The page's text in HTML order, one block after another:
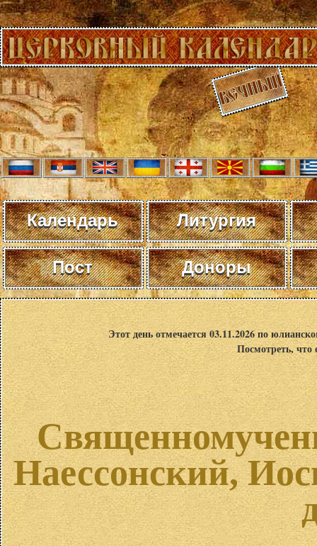
Календарь Литургия
Пост Доноры
Этот день отмечается 03.11.2026 по
Посмотреть,
Наессонский,